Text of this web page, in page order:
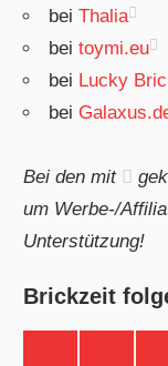
beiThalia
beitoymi.eu
bei Lucky
bei
Bei den mit
um Werbe-/
Unterstützung!
Brickzeit